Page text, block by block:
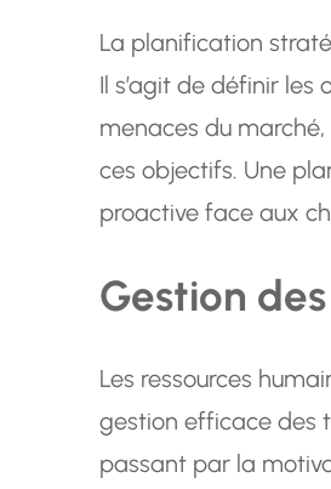
La planification
Il s’agit de définir
menaces du
ces objectifs. Une
proactive face aux
Gestion
Les ressources
gestion efficace des
passant par la